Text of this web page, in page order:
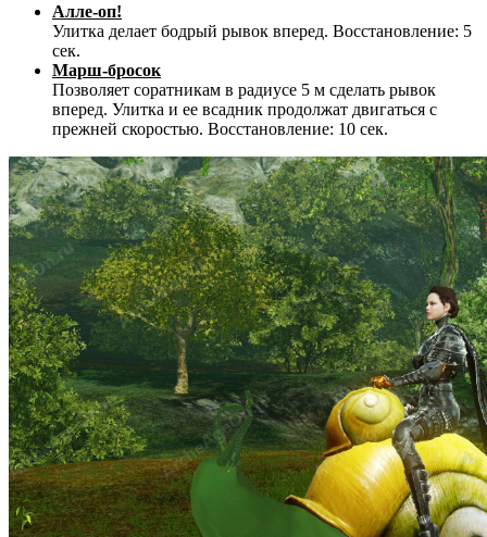
Алле-оп!
Улитка делает бодрый рывок вперед. Восстановление: 5
сек.
Марш-бросок
Позволяет соратникам в радиусе 5 м сделать рывок
вперед. Улитка и ее всадник продолжат двигаться с
прежней скоростью. Восстановление: 10 сек.